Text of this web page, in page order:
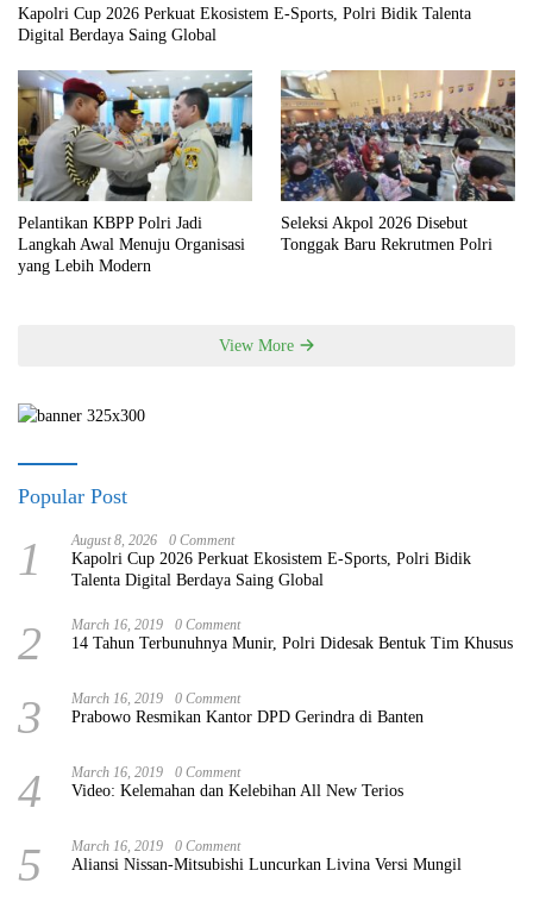
Kapolri Cup 2026 Perkuat Ekosistem E-Sports, Polri Bidik Talenta
Digital Berdaya Saing Global
Pelantikan KBPP Polri Jadi
Langkah Awal Menuju Organisasi
yang Lebih Modern
Seleksi Akpol 2026 Disebut
Tonggak Baru Rekrutmen Polri
View More
Popular Post
1 August 8, 2026 0 Comment
Kapolri Cup 2026 Perkuat Ekosistem E-Sports, Polri Bidik
Talenta Digital Berdaya Saing Global
2 March 16, 2019 0 Comment
14 Tahun Terbunuhnya Munir, Polri Didesak Bentuk Tim Khusus
3 March 16, 2019 0 Comment
Prabowo Resmikan Kantor DPD Gerindra di Banten
4 March 16, 2019 0 Comment
Video: Kelemahan dan Kelebihan All New Terios
5 March 16, 2019 0 Comment
Aliansi Nissan-Mitsubishi Luncurkan Livina Versi Mungil